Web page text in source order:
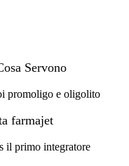
Servono
promoligo e oligolito
farmajet
il primo integratore